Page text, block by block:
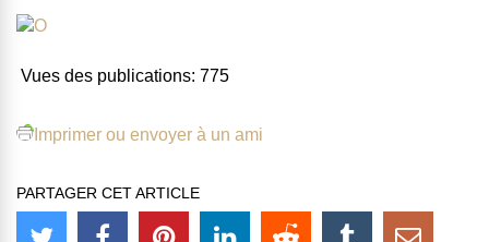
Vues des publications: 775
Imprimer ou envoyer à un ami
PARTAGER CET ARTICLE